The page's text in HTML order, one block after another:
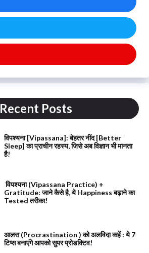
Recent Posts
विपश्यना [Vipassana]: बेहतर नींद [Better
Sleep] का प्राचीन रहस्य, जिसे अब विज्ञान भी मानता
है!
विपश्यना (Vipassana Practice) +
Gratitude: जाने कैसे है, ये Happiness बढ़ाने का
Tested तरीका!
आलस (Procrastination ) को अलविदा कहें : ये 7
टिप्स बनाएंगे आपको सुपर प्रोडक्टिव!